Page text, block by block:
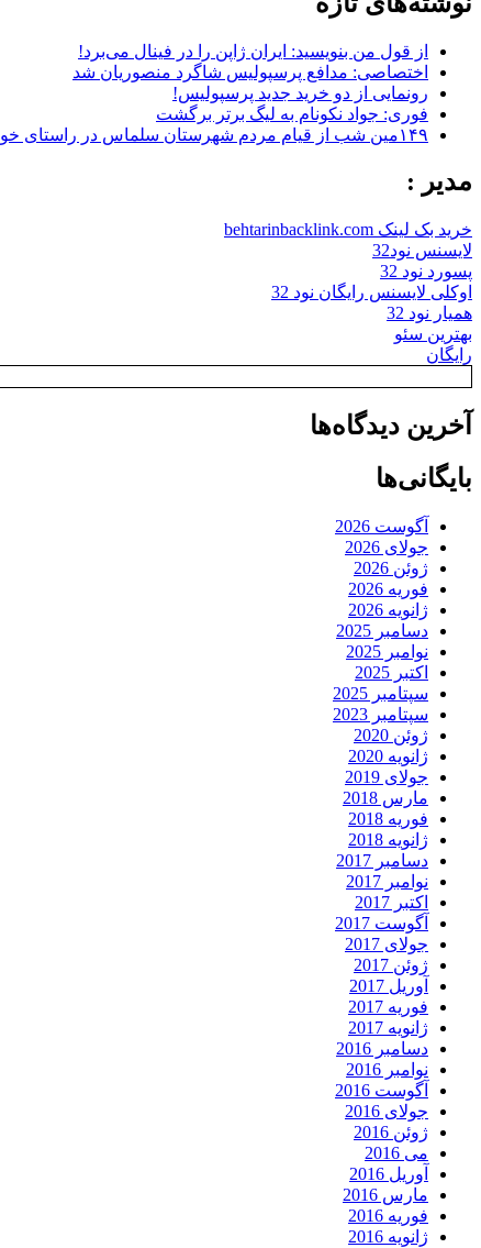
از قول من بنویسید: ایران ژاپن را در فینال می‌برد!
اختصاصی: مدافع پرسپولیس شاگرد منصوریان شد
رونمایی از دو خرید جدید پرسپولیس!
فوری: جواد نکونام به لیگ برتر برگشت
۱۴۹مین شب از قیام مردم شهرستان سلماس در راستای خونخواهی رهبر شهید + تصاویر
مدیر :
خرید بک لینک behtarinbacklink.com
لایسنس نود32
پسورد نود 32
اوکلی لایسنس رایگان نود 32
همیار نود 32
بهترین سئو
رایگان
آخرین دیدگاه‌ها
بایگانی‌ها
آگوست 2026
جولای 2026
ژوئن 2026
فوریه 2026
ژانویه 2026
دسامبر 2025
نوامبر 2025
اکتبر 2025
سپتامبر 2025
سپتامبر 2023
ژوئن 2020
ژانویه 2020
جولای 2019
مارس 2018
فوریه 2018
ژانویه 2018
دسامبر 2017
نوامبر 2017
اکتبر 2017
آگوست 2017
جولای 2017
ژوئن 2017
آوریل 2017
فوریه 2017
ژانویه 2017
دسامبر 2016
نوامبر 2016
آگوست 2016
جولای 2016
ژوئن 2016
می 2016
آوریل 2016
مارس 2016
فوریه 2016
ژانویه 2016